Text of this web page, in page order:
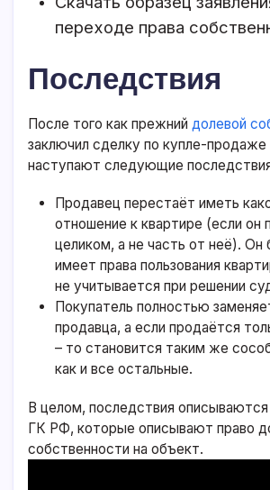
переходе права
Последствия
После того как прежний долевой
заключил сделку по купле-продаже
наступают следующие
Продавец перестаёт иметь
отношение к квартире (если он
целиком, а не часть от неё). Он
имеет права пользования
не учитывается при решении
Покупатель полностью
продавца, а если продаётся
– то становится таким же
как и все остальные.
В целом, последствия
ГК РФ, которые описывают право
собственности на объект.